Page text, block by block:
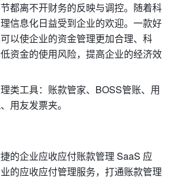
都离不开财务的反映与调控。随着科
信息化日益受到企业的欢迎。一款好
以使企业的资金管理更加合理、科
资金的使用风险，提高企业的经济效
类工具：账款管家、BOSS管账、用
用友发票夹。
的企业应收应付账款管理 SaaS 应
的应收应付管理服务，打通账款管理